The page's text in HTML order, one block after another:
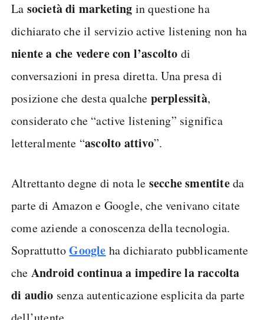
La società di marketing in questione ha
dichiarato che il servizio active listening non ha
niente a che vedere con l’ascolto di
conversazioni in presa diretta. Una presa di
posizione che desta qualche perplessità,
considerato che “active listening” significa
letteralmente “ascolto attivo”.
Altrettanto degne di nota le secche smentiteda
parte di Amazon e Google, che venivano citate
come aziende a conoscenza della tecnologia.
SoprattuttoGoogle ha dichiarato pubblicamente
che Android continua a impedire la raccolta
di audio senza autenticazione esplicita da parte